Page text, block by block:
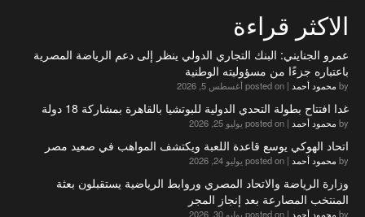
الاكثر قراءة
عمرو الجنايني: البنك التجاري الدولي ينظر إلى دعم الرياضة المصرية
باعتباره جزءًا من مسؤوليته الوطنية
by محمود أحمد | posted on أغسطس 5, 2026
غدا افتتاح بطولة التحدي الدولية للبوتشيا بالقاهرة بمشاركة 18 دولة
by محمود أحمد | posted on يوليو 25, 2026
اتحاد الهوكي يوسع قاعدة اللعبة ويكتشف المواهب في صعيد مصر
by محمود أحمد | posted on يوليو 24, 2026
وزارة الرياضة والاتحاد المصري وروابط الرياضية يستقبلون بعثة
المنتخب المصارعة بعد إنجاز المجر
by محمود أحمد | posted on يوليو 30, 2026